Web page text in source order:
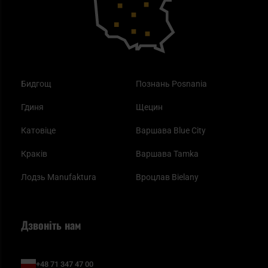
Бидгощ
Гдиня
Катовіце
Краків
Лодзь Manufaktura
Познань Posnania
Щецин
Варшава Blue City
Варшава Tamka
Вроцлав Bielany
Найкращі спальні мішки на осінь
Дзвоніть нам
+48 71 347 47 00